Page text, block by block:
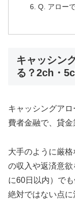
Q. アロー
キャッシン
る？2ch・
キャッシングア
費者金融で、貸金
大手のように厳
の収入や返済意
に60日以内）で
絶対ではない点に